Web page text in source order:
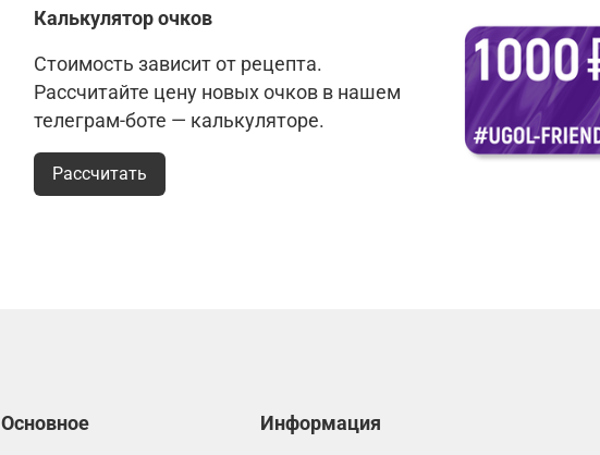
Калькулятор очков
Стоимость зависит от рецепта.
Рассчитайте цену новых очков в нашем
телеграм-боте — калькуляторе.
Рассчитать
Основное Информация